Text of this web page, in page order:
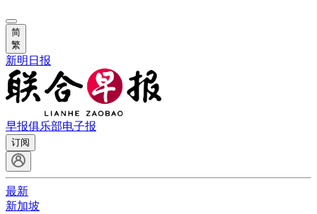
简
繁
新明日报
早报俱乐部电子报
订阅
最新
新加坡